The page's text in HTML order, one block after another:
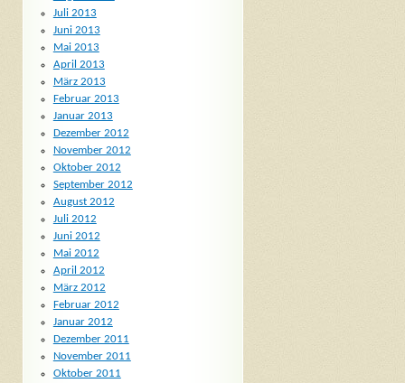
Juli 2013
Juni 2013
Mai 2013
April 2013
März 2013
Februar 2013
Januar 2013
Dezember 2012
November 2012
Oktober 2012
September 2012
August 2012
Juli 2012
Juni 2012
Mai 2012
April 2012
März 2012
Februar 2012
Januar 2012
Dezember 2011
November 2011
Oktober 2011